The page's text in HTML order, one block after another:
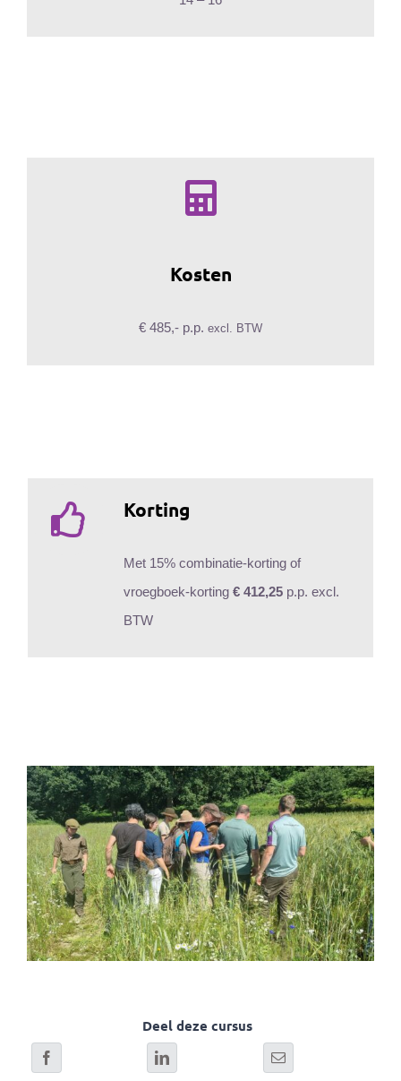
Kosten
€ 485,- p.p. excl. BTW
Korting
Met 15% combinatie-korting of
vroegboek-korting € 412,25p.p. excl.
BTW
Deel deze cursus